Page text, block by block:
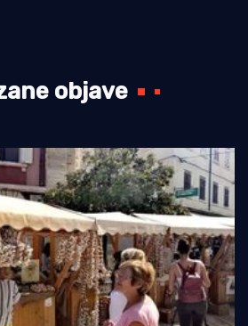
objave